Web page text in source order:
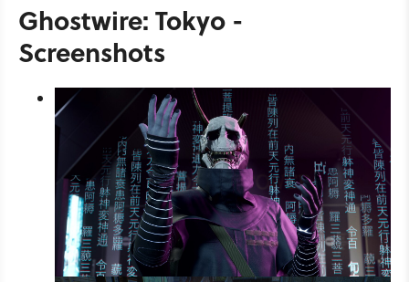
Ghostwire: Tokyo -
Screenshots